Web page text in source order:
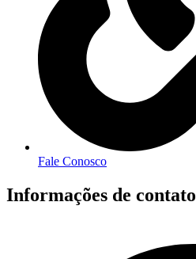
Fale Conosco
Informações de contato